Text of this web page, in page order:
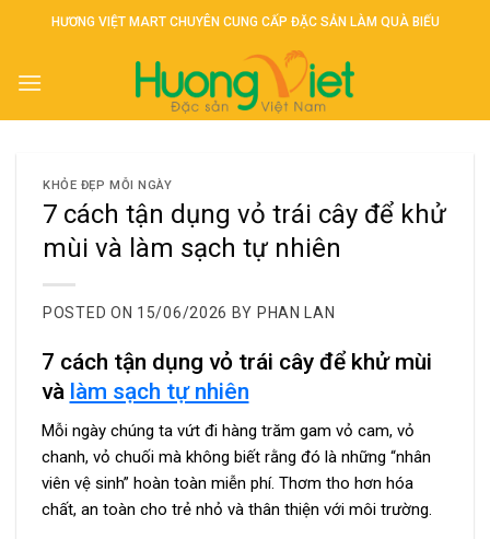
HƯƠNG VIỆT MART CHUYÊN CUNG CẤP ĐẶC SẢN LÀM QUÀ BIẾU
KHỎE ĐẸP MỖI NGÀY
7 cách tận dụng vỏ trái cây để khử
mùi và làm sạch tự nhiên
POSTED ON 15/06/2026 BY PHAN LAN
7 cách tận dụng vỏ trái cây để khử mùi
và làm sạch tự nhiên
Mỗi ngày chúng ta vứt đi hàng trăm gam vỏ cam, vỏ
chanh, vỏ chuối mà không biết rằng đó là những “nhân
viên vệ sinh” hoàn toàn miễn phí. Thơm tho hơn hóa
chất, an toàn cho trẻ nhỏ và thân thiện với môi trường.